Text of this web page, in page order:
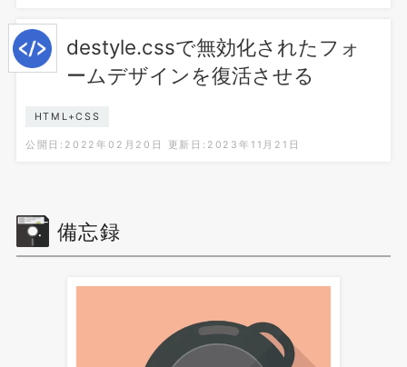
destyle.cssで無効化されたフォ
ームデザインを復活させる
HTML+CSS
公開日:2022年02月20日 更新日:2023年11月21日
備忘録